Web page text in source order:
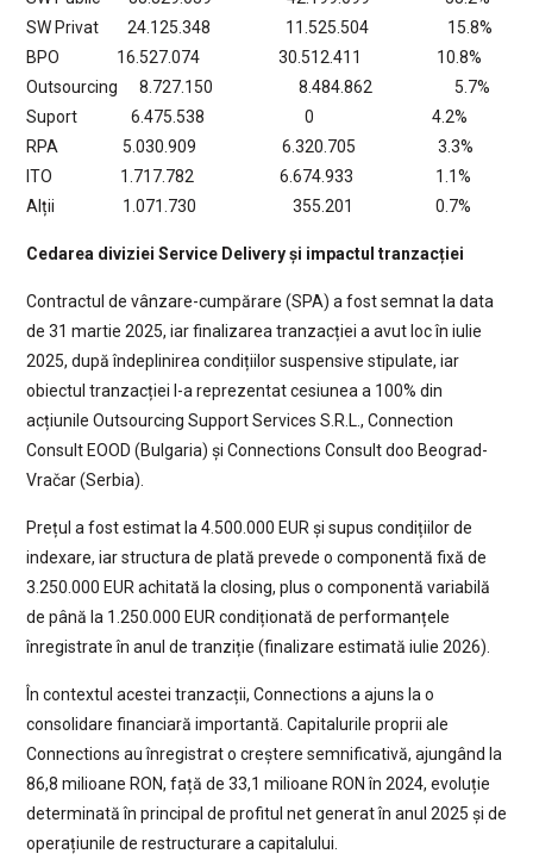
SW Privat 24.125.348 11.525.504 15.8%
BPO 16.527.074 30.512.411 10.8%
Outsourcing 8.727.150 8.484.862 5.7%
Suport 6.475.538 0 4.2%
RPA 5.030.909 6.320.705 3.3%
ITO 1.717.782 6.674.933 1.1%
Alții 1.071.730 355.201 0.7%
Cedarea diviziei Service Delivery și impactul tranzacției
Contractul de vânzare-cumpărare (SPA) a fost semnat la data
de 31 martie 2025, iar finalizarea tranzacției a avut loc în iulie
2025, după îndeplinirea condițiilor suspensive stipulate, iar
obiectul tranzacției l-a reprezentat cesiunea a 100% din
acțiunile Outsourcing Support Services S.R.L., Connection
Consult EOOD (Bulgaria) și Connections Consult doo Beograd-
Vračar (Serbia).
Prețul a fost estimat la 4.500.000 EUR și supus condițiilor de
indexare, iar structura de plată prevede o componentă fixă de
3.250.000 EUR achitată la closing, plus o componentă variabilă
de până la 1.250.000 EUR condiționată de performanțele
înregistrate în anul de tranziție (finalizare estimată iulie 2026).
În contextul acestei tranzacții, Connections a ajuns la o
consolidare financiară importantă. Capitalurile proprii ale
Connections au înregistrat o creștere semnificativă, ajungând la
86,8 milioane RON, față de 33,1 milioane RON în 2024, evoluție
determinată în principal de profitul net generat în anul 2025 și de
operațiunile de restructurare a capitalului.